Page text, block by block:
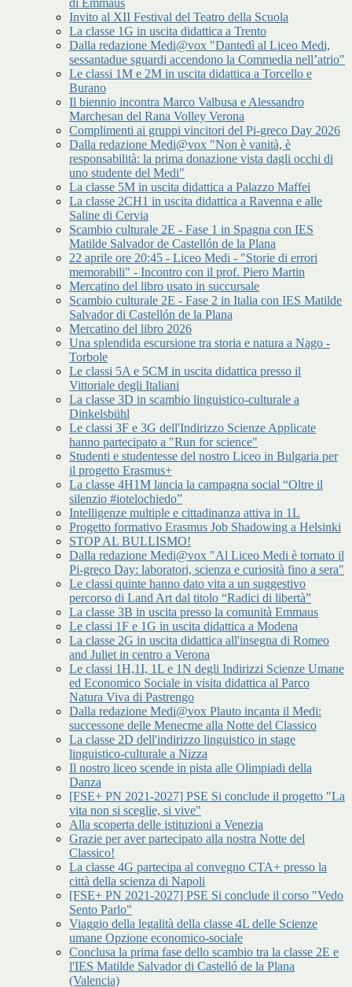
di Emmaus
Invito al XII Festival del Teatro della Scuola
La classe 1G in uscita didattica a Trento
Dalla redazione Medi@vox "Dantedì al Liceo Medi,
sessantadue sguardi accendono la Commedia nell’atrio"
Le classi 1M e 2M in uscita didattica a Torcello e
Burano
Il biennio incontra Marco Valbusa e Alessandro
Marchesan del Rana Volley Verona
Complimenti ai gruppi vincitori del Pi-greco Day 2026
Dalla redazione Medi@vox "Non è vanità, è
responsabilità: la prima donazione vista dagli occhi di
uno studente del Medi"
La classe 5M in uscita didattica a Palazzo Maffei
La classe 2CH1 in uscita didattica a Ravenna e alle
Saline di Cervia
Scambio culturale 2E - Fase 1 in Spagna con IES
Matilde Salvador de Castellón de la Plana
22 aprile ore 20:45 - Liceo Medi - "Storie di errori
memorabili" - Incontro con il prof. Piero Martin
Mercatino del libro usato in succursale
Scambio culturale 2E - Fase 2 in Italia con IES Matilde
Salvador di Castellón de la Plana
Mercatino del libro 2026
Una splendida escursione tra storia e natura a Nago -
Torbole
Le classi 5A e 5CM in uscita didattica presso il
Vittoriale degli Italiani
La classe 3D in scambio linguistico-culturale a
Dinkelsbühl
Le classi 3F e 3G dell'Indirizzo Scienze Applicate
hanno partecipato a "Run for science"
Studenti e studentesse del nostro Liceo in Bulgaria per
il progetto Erasmus+
La classe 4H1M lancia la campagna social “Oltre il
silenzio #iotelochiedo”
Intelligenze multiple e cittadinanza attiva in 1L
Progetto formativo Erasmus Job Shadowing a Helsinki
STOP AL BULLISMO!
Dalla redazione Medi@vox "Al Liceo Medi è tornato il
Pi-greco Day: laboratori, scienza e curiosità fino a sera"
Le classi quinte hanno dato vita a un suggestivo
percorso di Land Art dal titolo “Radici di libertà”
La classe 3B in uscita presso la comunità Emmaus
Le classi 1F e 1G in uscita didattica a Modena
La classe 2G in uscita didattica all'insegna di Romeo
and Juliet in centro a Verona
Le classi 1H,1I, 1L e 1N degli Indirizzi Scienze Umane
ed Economico Sociale in visita didattica al Parco
Natura Viva di Pastrengo
Dalla redazione Medi@vox Plauto incanta il Medi:
successone delle Menecme alla Notte del Classico
La classe 2D dell'indirizzo linguistico in stage
linguistico-culturale a Nizza
Il nostro liceo scende in pista alle Olimpiadi della
Danza
[FSE+ PN 2021-2027] PSE Si conclude il progetto "La
vita non si sceglie, si vive"
Alla scoperta delle istituzioni a Venezia
Grazie per aver partecipato alla nostra Notte del
Classico!
La classe 4G partecipa al convegno CTA+ presso la
città della scienza di Napoli
[FSE+ PN 2021-2027] PSE Si conclude il corso "Vedo
Sento Parlo"
Viaggio della legalità della classe 4L delle Scienze
umane Opzione economico-sociale
Conclusa la prima fase dello scambio tra la classe 2E e
l'IES Matilde Salvador di Castelló de la Plana
(Valencia)